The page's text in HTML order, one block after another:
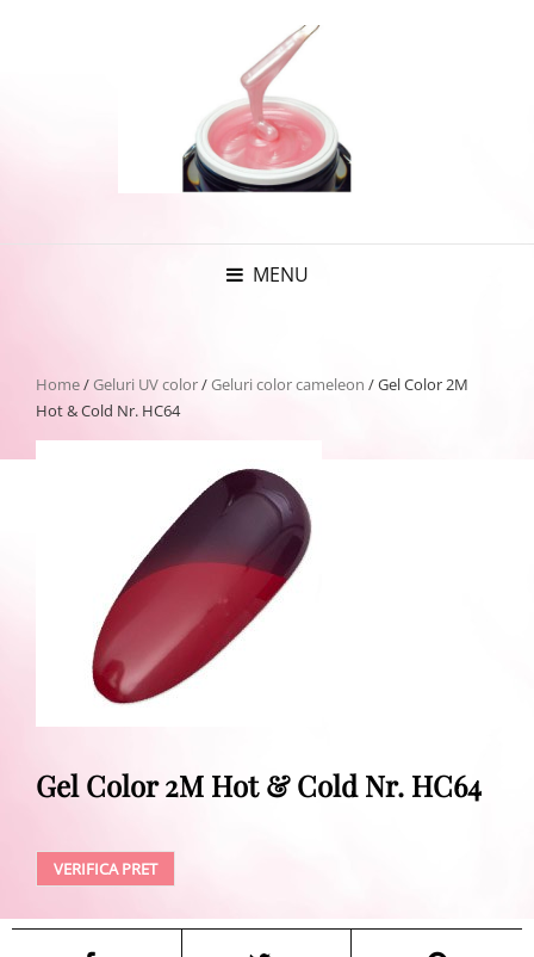
MENU
Home/Geluri UV color/Geluri color cameleon / Gel Color 2M
Hot & Cold Nr. HC64
Gel Color 2M Hot & Cold Nr. HC64
VERIFICA PRET